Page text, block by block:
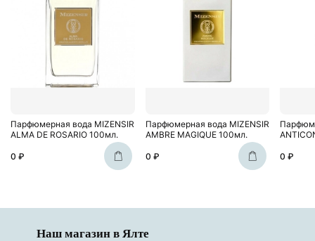
Парфюмерная вода MIZENSIR
ALMA DE ROSARIO 100мл.
0 ₽
Парфюмерная вода MIZENSIR
AMBRE MAGIQUE 100мл.
0 ₽ 0 ₽
Наш магазин в Ялте